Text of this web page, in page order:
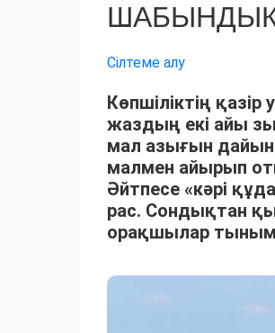
Сілтеме алу
Көпшіліктің
жаздың екі айы
мал азығын
малмен айырып
Әйтпесе «кәрі
рас. Сондықтан
орақшылар